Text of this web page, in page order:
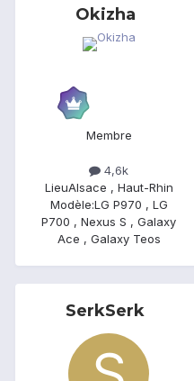
Okizha
Membre
4,6k
LieuAlsace , Haut-Rhin
Modèle:LG P970 , LG
P700 , Nexus S , Galaxy
Ace , Galaxy Teos
SerkSerk